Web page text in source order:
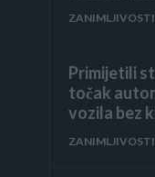
ZANIMLJIVOSTI
Primijetili
točak
vozila bez
ZANIMLJIVOSTI